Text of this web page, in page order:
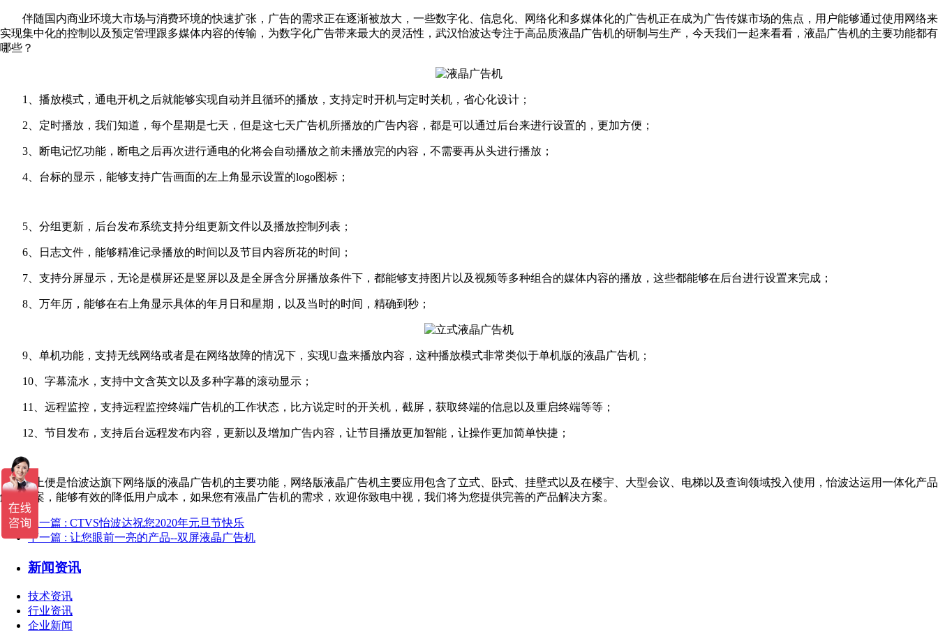
伴随国内商业环境大市场与消费环境的快速扩张，广告的需求正在逐渐被放大，一些数字化、信息化、网络化和多媒体化的广告机正在成为广告传媒市场的焦点，用户能够通过使用网络来
实现集中化的控制以及预定管理跟多媒体内容的传输，为数字化广告带来最大的灵活性，武汉怡波达专注于高品质液晶广告机的研制与生产，今天我们一起来看看，液晶广告机的主要功能都有
哪些？
1、播放模式，通电开机之后就能够实现自动并且循环的播放，支持定时开机与定时关机，省心化设计；
2、定时播放，我们知道，每个星期是七天，但是这七天广告机所播放的广告内容，都是可以通过后台来进行设置的，更加方便；
3、断电记忆功能，断电之后再次进行通电的化将会自动播放之前未播放完的内容，不需要再从头进行播放；
4、台标的显示，能够支持广告画面的左上角显示设置的logo图标；
5、分组更新，后台发布系统支持分组更新文件以及播放控制列表；
6、日志文件，能够精准记录播放的时间以及节目内容所花的时间；
7、支持分屏显示，无论是横屏还是竖屏以及是全屏含分屏播放条件下，都能够支持图片以及视频等多种组合的媒体内容的播放，这些都能够在后台进行设置来完成；
8、万年历，能够在右上角显示具体的年月日和星期，以及当时的时间，精确到秒；
9、单机功能，支持无线网络或者是在网络故障的情况下，实现U盘来播放内容，这种播放模式非常类似于单机版的液晶广告机；
10、字幕流水，支持中文含英文以及多种字幕的滚动显示；
11、远程监控，支持远程监控终端广告机的工作状态，比方说定时的开关机，截屏，获取终端的信息以及重启终端等等；
12、节目发布，支持后台远程发布内容，更新以及增加广告内容，让节目播放更加智能，让操作更加简单快捷；
以上便是怡波达旗下网络版的液晶广告机的主要功能，网络版液晶广告机主要应用包含了立式、卧式、挂壁式以及在楼宇、大型会议、电梯以及查询领域投入使用，怡波达运用一体化产品
解决方案，能够有效的降低用户成本，如果您有液晶广告机的需求，欢迎你致电中视，我们将为您提供完善的产品解决方案。
上一篇 : CTVS怡波达祝您2020年元旦节快乐
下一篇 : 让您眼前一亮的产品--双屏液晶广告机
新闻资讯
技术资讯
行业资讯
企业新闻